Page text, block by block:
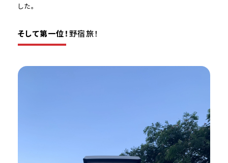
した。
そして第一位！ 野宿旅！